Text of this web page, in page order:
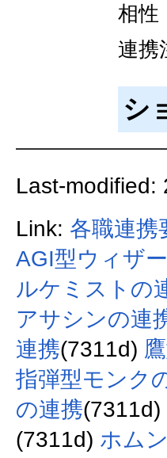
相性
連携
シ
Last-modified:
Link: 各職連携
AGI型ウィザ
ルケミストの
アサシンの連
連携(7311d)
指弾型モンク
の連携(7311d)
(7311d) ホム